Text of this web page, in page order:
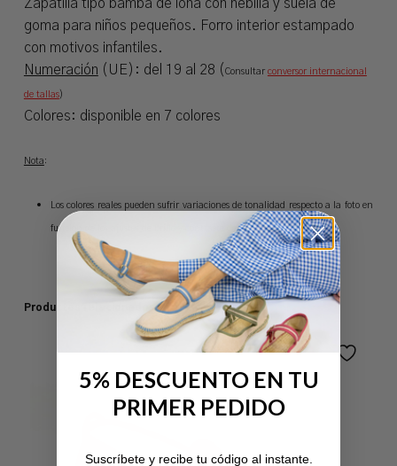
Zapatilla tipo bamba de lona con hebilla y suela de
goma para niños pequeños. Forro interior estampado
con motivos infantiles.
Numeración (UE): del 19 al 28 ( Consultar conversor internacional
de tallas)
Colores: disponible en 7 colores
Nota:
Los colores reales pueden sufrir variaciones de tonalidad respecto a la foto en
función de los ajustes de brillo y contraste del monitor.
Productos relacionados
5% DESCUENTO EN TU
PRIMER PEDIDO
Suscríbete y recibe tu código al instante.